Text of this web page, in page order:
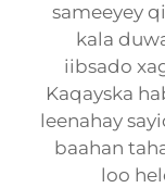
sameeyey
kala
iibsado
Kaqayska
leenahay
baahan
loo